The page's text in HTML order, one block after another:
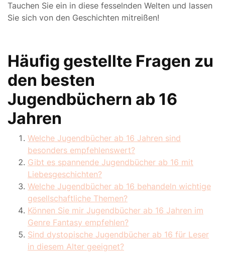
Tauchen Sie ein in diese fesselnden Welten und lassen
Sie sich von den Geschichten mitreißen!
Häufig gestellte Fragen zu
den besten
Jugendbüchern ab 16
Jahren
Welche Jugendbücher ab 16 Jahren sind
besonders empfehlenswert?
Gibt es spannende Jugendbücher ab 16 mit
Liebesgeschichten?
Welche Jugendbücher ab 16 behandeln wichtige
gesellschaftliche Themen?
Können Sie mir Jugendbücher ab 16 Jahren im
Genre Fantasy empfehlen?
Sind dystopische Jugendbücher ab 16 für Leser
in diesem Alter geeignet?